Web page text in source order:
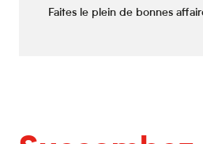
Faites le plein de bonnes